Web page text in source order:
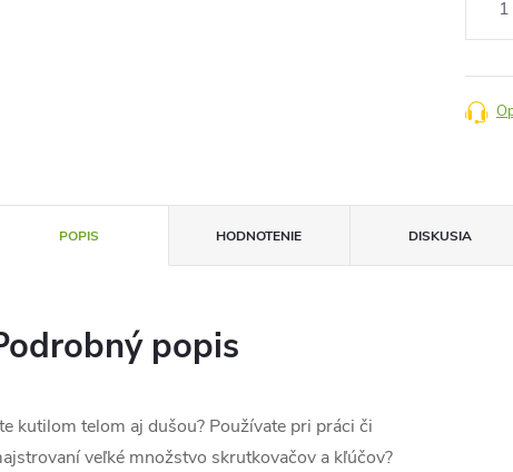
POPIS HODNOTENIE DISKUSIA
popis
kutilom telom aj dušou? Používate pri práci či
veľké množstvo skrutkovačov a kľúčov?